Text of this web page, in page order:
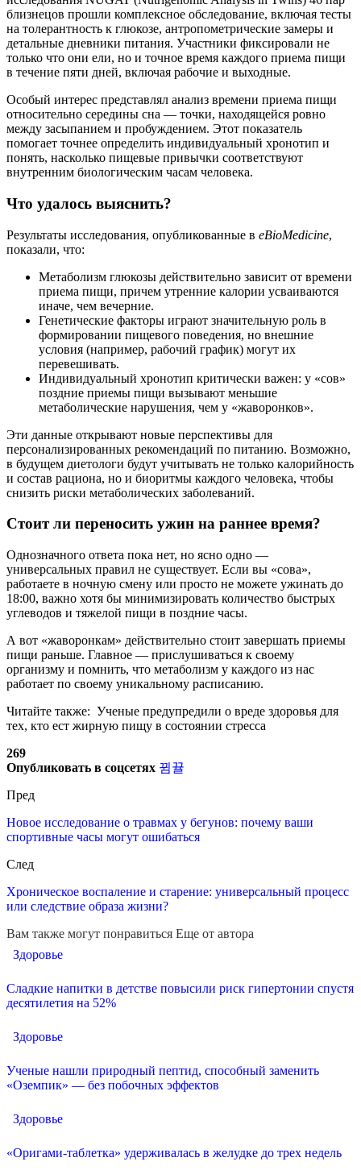
близнецов прошли комплексное обследование, включая тесты
на толерантность к глюкозе, антропометрические замеры и
детальные дневники питания. Участники фиксировали не
только что они ели, но и точное время каждого приема пищи
в течение пяти дней, включая рабочие и выходные.
Особый интерес представлял анализ времени приема пищи
относительно середины сна — точки, находящейся ровно
между засыпанием и пробуждением. Этот показатель
помогает точнее определить индивидуальный хронотип и
понять, насколько пищевые привычки соответствуют
внутренним биологическим часам человека.
Что удалось выяснить?
Результаты исследования, опубликованные в eBioMedicine,
показали, что:
Метаболизм глюкозы действительно зависит от времени
приема пищи, причем утренние калории усваиваются
иначе, чем вечерние.
Генетические факторы играют значительную роль в
формировании пищевого поведения, но внешние
условия (например, рабочий график) могут их
перевешивать.
Индивидуальный хронотип критически важен: у «сов»
поздние приемы пищи вызывают меньшие
метаболические нарушения, чем у «жаворонков».
Эти данные открывают новые перспективы для
персонализированных рекомендаций по питанию. Возможно,
в будущем диетологи будут учитывать не только калорийность
и состав рациона, но и биоритмы каждого человека, чтобы
снизить риски метаболических заболеваний.
Стоит ли переносить ужин на раннее время?
Однозначного ответа пока нет, но ясно одно —
универсальных правил не существует. Если вы «сова»,
работаете в ночную смену или просто не можете ужинать до
18:00, важно хотя бы минимизировать количество быстрых
углеводов и тяжелой пищи в поздние часы.
А вот «жаворонкам» действительно стоит завершать приемы
пищи раньше. Главное — прислушиваться к своему
организму и помнить, что метаболизм у каждого из нас
работает по своему уникальному расписанию.
Читайте также: Ученые предупредили о вреде здоровья для
тех, кто ест жирную пищу в состоянии стресса
269
Опубликовать в соцсетях
Пред
Новое исследование о травмах у бегунов: почему ваши
спортивные часы могут ошибаться
След
Хроническое воспаление и старение: универсальный процесс
или следствие образа жизни?
Вам также могут понравиться Еще от автора
Здоровье
Сладкие напитки в детстве повысили риск гипертонии спустя
десятилетия на 52%
Здоровье
Ученые нашли природный пептид, способный заменить
«Оземпик» — без побочных эффектов
Здоровье
«Оригами-таблетка» удерживалась в желудке до трех недель